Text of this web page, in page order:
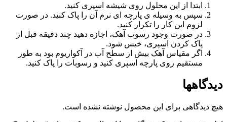
ابتدا از این محلول روی شیشه اسپری کنید.
سپس به وسیله ی پارچه ای نرم آن را پاک کنید. در صورت
لزوم این کار را تکرار کنید.
در صورت وجود رسوب آهک، اجازه دهید چند دقیقه قبل از
پاک کردن اسپری، خیس شود.
اگر مقیاس آهک بیش از سطح آب در آکواریوم بود به طور
مستقیم روی پارچه اسپری کنید و رسوبات را پاک کنید.
دیدگاهها
هیچ دیدگاهی برای این محصول نوشته نشده است.